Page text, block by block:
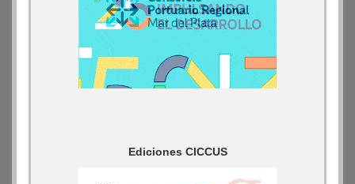
Ediciones CICCUS